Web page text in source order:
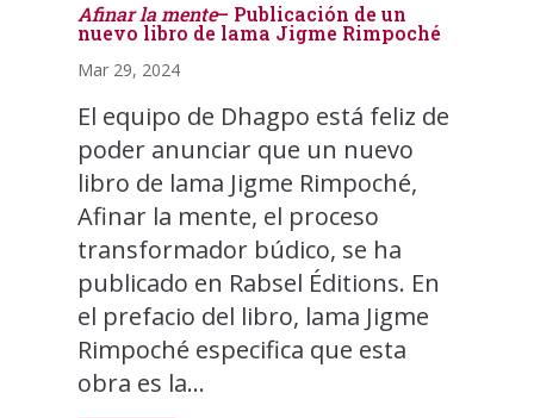
Afinar la mente– Publicación de un
nuevo libro de lama Jigme Rimpoché
Mar 29, 2024
El equipo de Dhagpo está feliz de
poder anunciar que un nuevo
libro de lama Jigme Rimpoché,
Afinar la mente, el proceso
transformador búdico, se ha
publicado en Rabsel Éditions. En
el prefacio del libro, lama Jigme
Rimpoché especifica que esta
obra es la...